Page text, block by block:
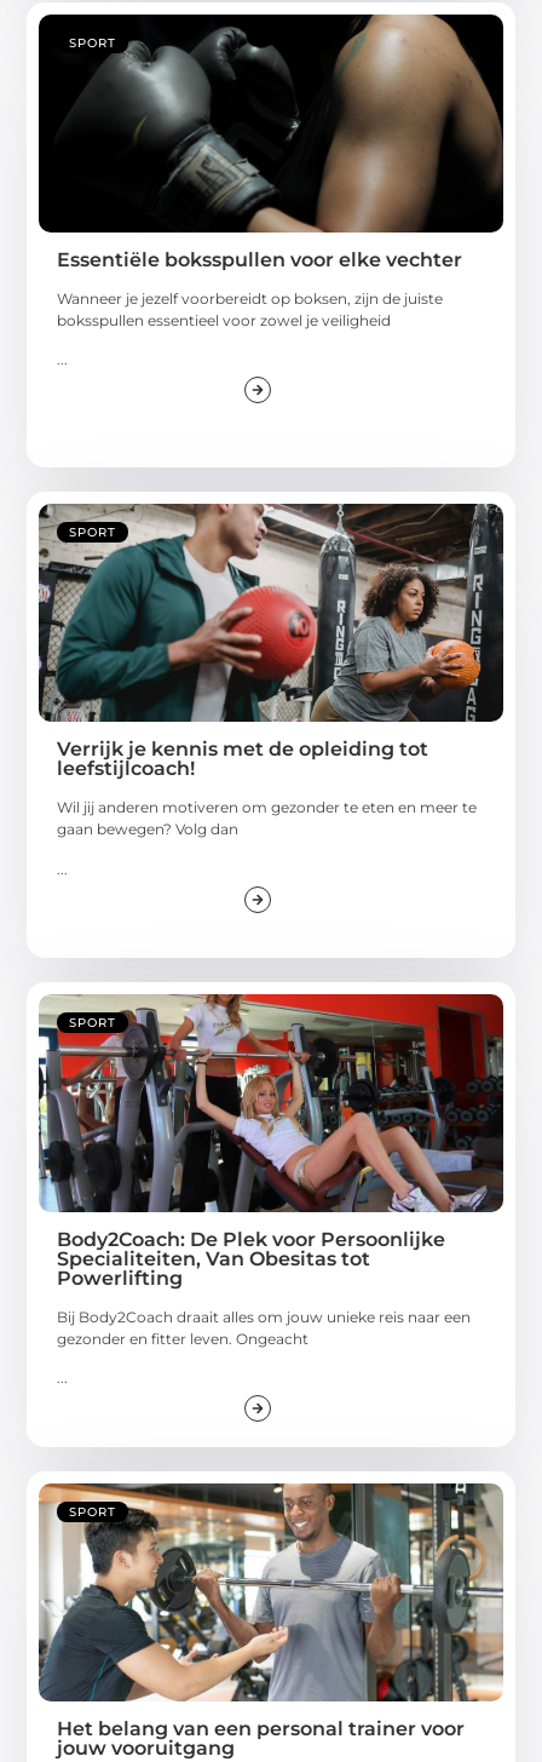
SPORT
Essentiële boksspullen voor elke vechter
Wanneer je jezelf voorbereidt op boksen, zijn de juiste
boksspullen essentieel voor zowel je veiligheid
...
SPORT
Verrijk je kennis met de opleiding tot
leefstijlcoach!
Wil jij anderen motiveren om gezonder te eten en meer te
gaan bewegen? Volg dan
SPORT
Body2Coach: De Plek voor Persoonlijke
Specialiteiten, Van Obesitas tot
Powerlifting
Bij Body2Coach draait alles om jouw unieke reis naar een
gezonder en fitter leven. Ongeacht
...
SPORT
Het belang van een personal trainer voor
jouw vooruitgang